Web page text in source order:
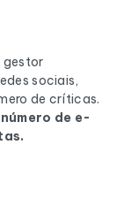
gestor
sociais,
de críticas.
de e-